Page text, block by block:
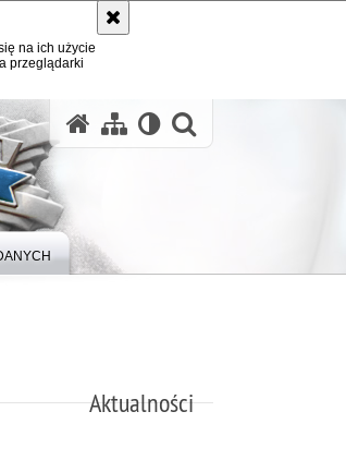
na ich użycie
przeglądarki
Aktualności